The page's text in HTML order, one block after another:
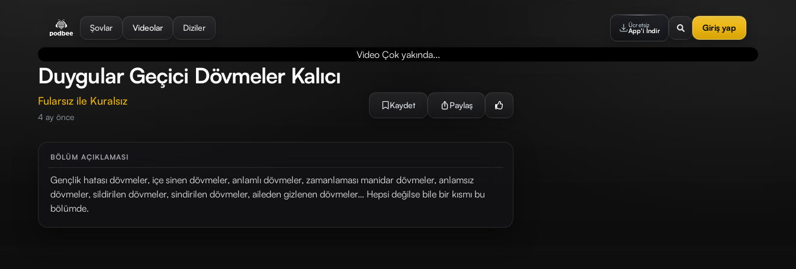
Şovlar Videolar Diziler Ücretsiz
App'i İndir Giriş yap
Video Çok yakında...
Duygular Geçici Dövmeler Kalıcı
Fularsız ile Kuralsız
4 ay önce
Kaydet Paylaş
BÖLÜM AÇIKLAMASI
Gençlik hatası dövmeler, içe sinen dövmeler, anlamlı dövmeler, zamanlaması manidar dövmeler, anlamsız
dövmeler, sildirilen dövmeler, sindirilen dövmeler, aileden gizlenen dövmeler… Hepsi değilse bile bir kısmı bu
bölümde.